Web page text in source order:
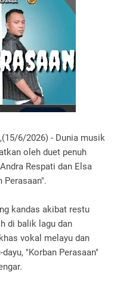
6/2026) - Dunia musik
oleh duet penuh
Respati dan Elsa
Perasaan".
kandas akibat restu
di balik lagu dan
vokal melayu dan
"Korban Perasaan"